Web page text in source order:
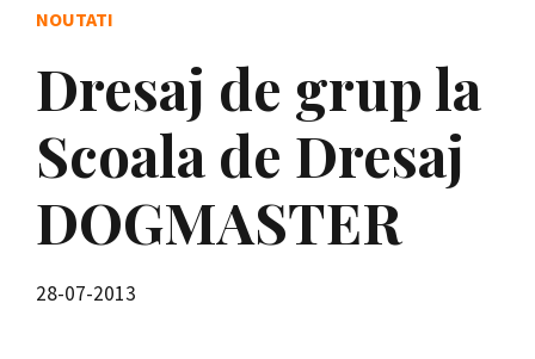
NOUTATI
Dresaj de grup la
Scoala de Dresaj
DOGMASTER
28-07-2013